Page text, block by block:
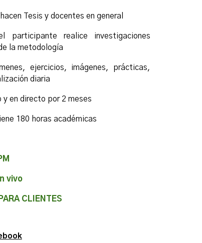
Tesis y docentes en general
participante realice investigaciones
la metodología
ejercicios, imágenes, prácticas,
diaria
y en directo por 2 meses
180 horas académicas
vivo
PARA CLIENTES